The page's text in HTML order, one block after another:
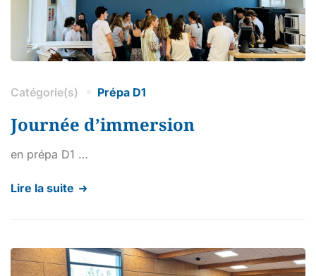
Catégorie(s) Prépa D1
Journée d’immersion
en prépa D1 …
Lire la suite